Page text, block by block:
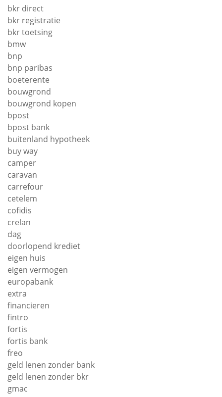
bkr direct
bkr registratie
bkr toetsing
bmw
bnp
bnp paribas
boeterente
bouwgrond
bouwgrond kopen
bpost
bpost bank
buitenland hypotheek
buy way
camper
caravan
carrefour
cetelem
cofidis
crelan
dag
doorlopend krediet
eigen huis
eigen vermogen
europabank
extra
financieren
fintro
fortis
fortis bank
freo
geld lenen zonder bank
geld lenen zonder bkr
gmac